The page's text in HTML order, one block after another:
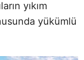
yıkım
yükümlü